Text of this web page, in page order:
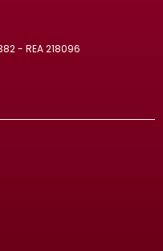
- REA 218096